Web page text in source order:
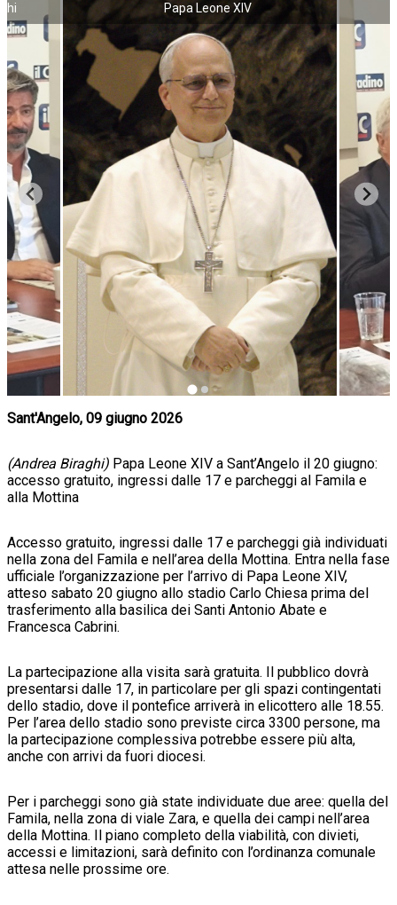
Papa Leone XIV
Sant'Angelo, 09 giugno 2026
(Andrea Biraghi) Papa Leone XIV a Sant’Angelo il 20 giugno:
accesso gratuito, ingressi dalle 17 e parcheggi al Famila e
alla Mottina
Accesso gratuito, ingressi dalle 17 e parcheggi già individuati
nella zona del Famila e nell’area della Mottina. Entra nella fase
ufficiale l’organizzazione per l’arrivo di Papa Leone XIV,
atteso sabato 20 giugno allo stadio Carlo Chiesa prima del
trasferimento alla basilica dei Santi Antonio Abate e
Francesca Cabrini.
La partecipazione alla visita sarà gratuita. Il pubblico dovrà
presentarsi dalle 17, in particolare per gli spazi contingentati
dello stadio, dove il pontefice arriverà in elicottero alle 18.55.
Per l’area dello stadio sono previste circa 3300 persone, ma
la partecipazione complessiva potrebbe essere più alta,
anche con arrivi da fuori diocesi.
Per i parcheggi sono già state individuate due aree: quella del
Famila, nella zona di viale Zara, e quella dei campi nell’area
della Mottina. Il piano completo della viabilità, con divieti,
accessi e limitazioni, sarà definito con l’ordinanza comunale
attesa nelle prossime ore.